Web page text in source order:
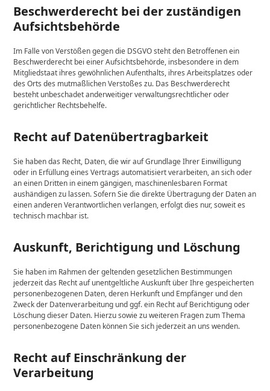
Beschwerde­recht bei der zuständigen
Aufsichts­behörde
Im Falle von Verstößen gegen die DSGVO steht den Betroffenen ein
Beschwerderecht bei einer Aufsichtsbehörde, insbesondere in dem
Mitgliedstaat ihres gewöhnlichen Aufenthalts, ihres Arbeitsplatzes oder
des Orts des mutmaßlichen Verstoßes zu. Das Beschwerderecht
besteht unbeschadet anderweitiger verwaltungsrechtlicher oder
gerichtlicher Rechtsbehelfe.
Recht auf Daten­übertrag­barkeit
Sie haben das Recht, Daten, die wir auf Grundlage Ihrer Einwilligung
oder in Erfüllung eines Vertrags automatisiert verarbeiten, an sich oder
an einen Dritten in einem gängigen, maschinenlesbaren Format
aushändigen zu lassen. Sofern Sie die direkte Übertragung der Daten an
einen anderen Verantwortlichen verlangen, erfolgt dies nur, soweit es
technisch machbar ist.
Auskunft, Berichtigung und Löschung
Sie haben im Rahmen der geltenden gesetzlichen Bestimmungen
jederzeit das Recht auf unentgeltliche Auskunft über Ihre gespeicherten
personenbezogenen Daten, deren Herkunft und Empfänger und den
Zweck der Datenverarbeitung und ggf. ein Recht auf Berichtigung oder
Löschung dieser Daten. Hierzu sowie zu weiteren Fragen zum Thema
personenbezogene Daten können Sie sich jederzeit an uns wenden.
Recht auf Einschränkung der
Verarbeitung